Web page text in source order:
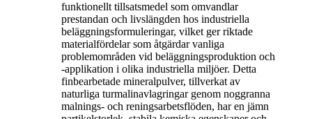
funktionellt tillsatsmedel som omvandlar
prestandan och livslängden hos industriella
beläggningsformuleringar, vilket ger riktade
materialfördelar som åtgärdar vanliga
problemområden vid beläggningsproduktion och
-applikation i olika industriella miljöer. Detta
finbearbetade mineralpulver, tillverkat av
naturliga turmalinavlagringar genom noggranna
malnings- och reningsarbetsflöden, har en jämn